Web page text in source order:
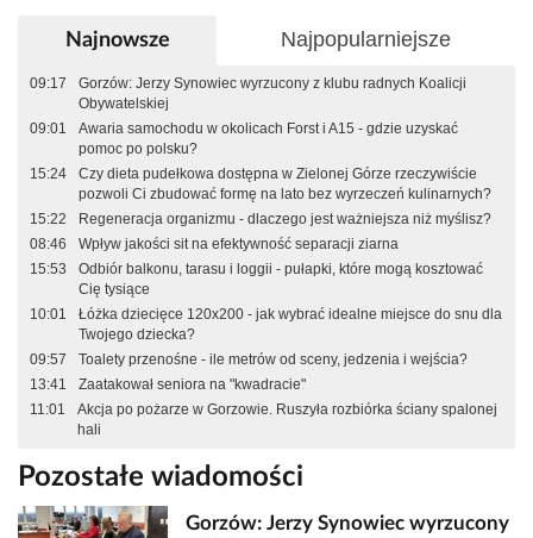
Najnowsze Najpopularniejsze
09:17
Gorzów: Jerzy Synowiec wyrzucony z klubu radnych Koalicji
Obywatelskiej
09:01
Awaria samochodu w okolicach Forst i A15 - gdzie uzyskać
pomoc po polsku?
15:24
Czy dieta pudełkowa dostępna w Zielonej Górze rzeczywiście
pozwoli Ci zbudować formę na lato bez wyrzeczeń kulinarnych?
15:22
Regeneracja organizmu - dlaczego jest ważniejsza niż myślisz?
08:46
Wpływ jakości sit na efektywność separacji ziarna
15:53
Odbiór balkonu, tarasu i loggii - pułapki, które mogą kosztować
Cię tysiące
10:01
Łóżka dziecięce 120x200 - jak wybrać idealne miejsce do snu dla
Twojego dziecka?
09:57
Toalety przenośne - ile metrów od sceny, jedzenia i wejścia?
13:41
Zaatakował seniora na "kwadracie"
11:01
Akcja po pożarze w Gorzowie. Ruszyła rozbiórka ściany spalonej
hali
Pozostałe wiadomości
Gorzów: Jerzy Synowiec wyrzucony